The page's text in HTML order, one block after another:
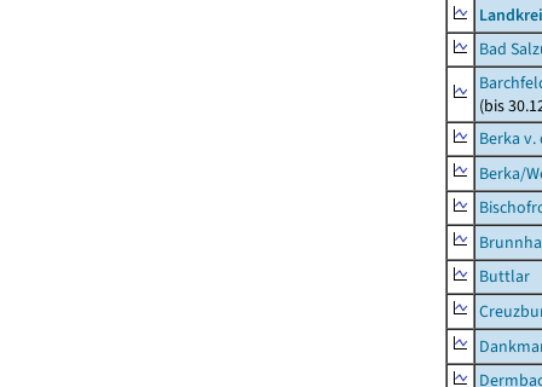
Bad
(bis
Berka v.
Berka/
Buttlar